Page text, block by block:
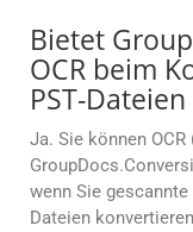
Bietet
OCR beim
PST-
Ja. Sie können
wenn Sie
Dateien